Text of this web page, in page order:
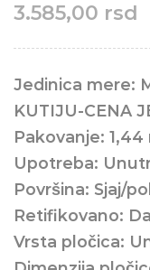
3.585,00 rsd
Jedinica mere:
KUTIJU-CENA
Pakovanje:
Upotreba:
Površina: Sjaj/
Retifikovano: Da
Vrsta pločica: